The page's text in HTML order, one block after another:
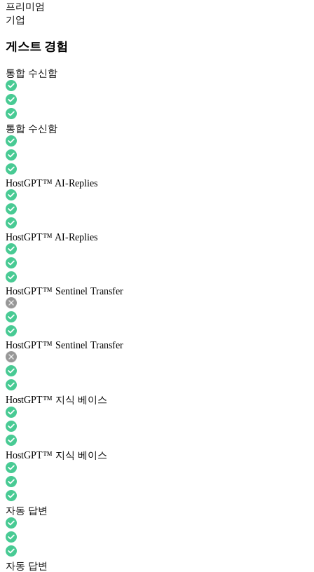
프리미엄
기업
게스트 경험
통합 수신함
통합 수신함
HostGPT™ AI-Replies
HostGPT™ AI-Replies
HostGPT™ Sentinel Transfer
HostGPT™ Sentinel Transfer
HostGPT™ 지식 베이스
HostGPT™ 지식 베이스
자동 답변
자동 답변